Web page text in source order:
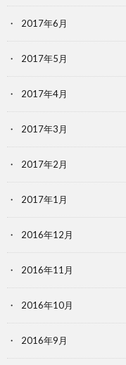
2017年6月
2017年5月
2017年4月
2017年3月
2017年2月
2017年1月
2016年12月
2016年11月
2016年10月
2016年9月